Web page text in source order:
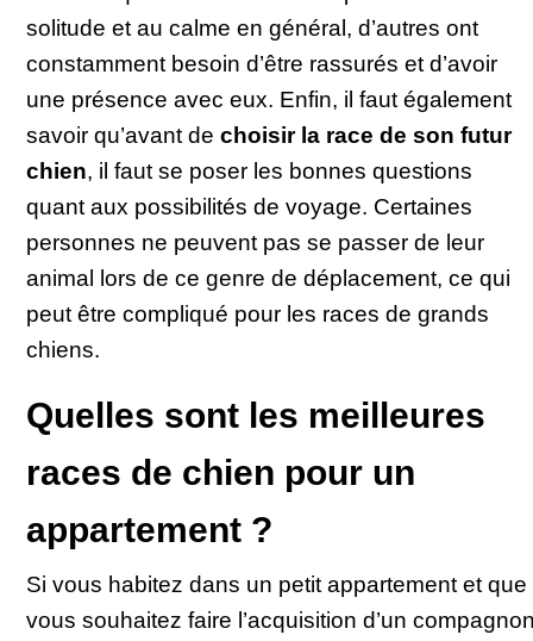
solitude et au calme en général, d’autres ont
constamment besoin d’être rassurés et d’avoir
une présence avec eux. Enfin, il faut également
savoir qu’avant de choisir la race de son futur
chien, il faut se poser les bonnes questions
quant aux possibilités de voyage. Certaines
personnes ne peuvent pas se passer de leur
animal lors de ce genre de déplacement, ce qui
peut être compliqué pour les races de grands
chiens.
Quelles sont les meilleures
races de chien pour un
appartement ?
Si vous habitez dans un petit appartement et que
vous souhaitez faire l’acquisition d’un